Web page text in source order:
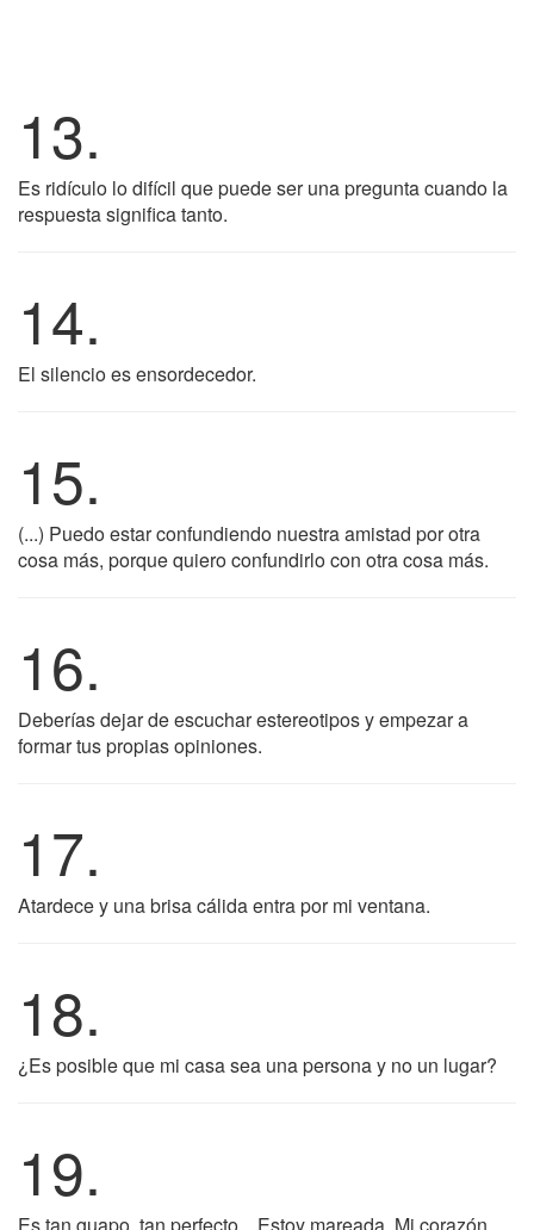
13.
Es ridículo lo difícil que puede ser una pregunta cuando la
respuesta significa tanto.
14.
El silencio es ensordecedor.
15.
(...) Puedo estar confundiendo nuestra amistad por otra
cosa más, porque quiero confundirlo con otra cosa más.
16.
Deberías dejar de escuchar estereotipos y empezar a
formar tus propias opiniones.
17.
Atardece y una brisa cálida entra por mi ventana.
18.
¿Es posible que mi casa sea una persona y no un lugar?
19.